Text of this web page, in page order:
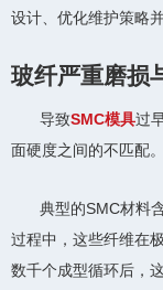
设计、优化维护策略
玻纤严重磨损
导致SMC模具过
面硬度之间的不匹配。
典型的SMC材料
过程中，这些纤维在
数千个成型循环后，